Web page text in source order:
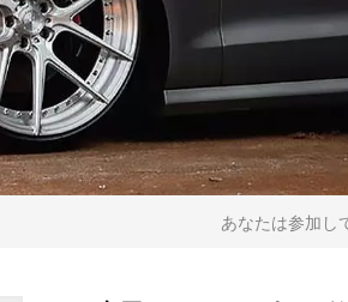
あなたは参加し